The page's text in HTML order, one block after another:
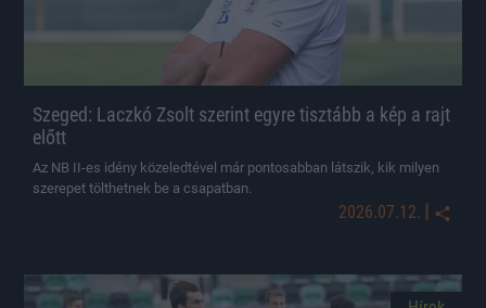
Szeged: Laczkó Zsolt szerint egyre tisztább a kép a rajt
előtt
Az NB II-es idény közeledtével már pontosabban látszik, kik milyen
szerepet tölthetnek be a csapatban.
2026.07.12. |